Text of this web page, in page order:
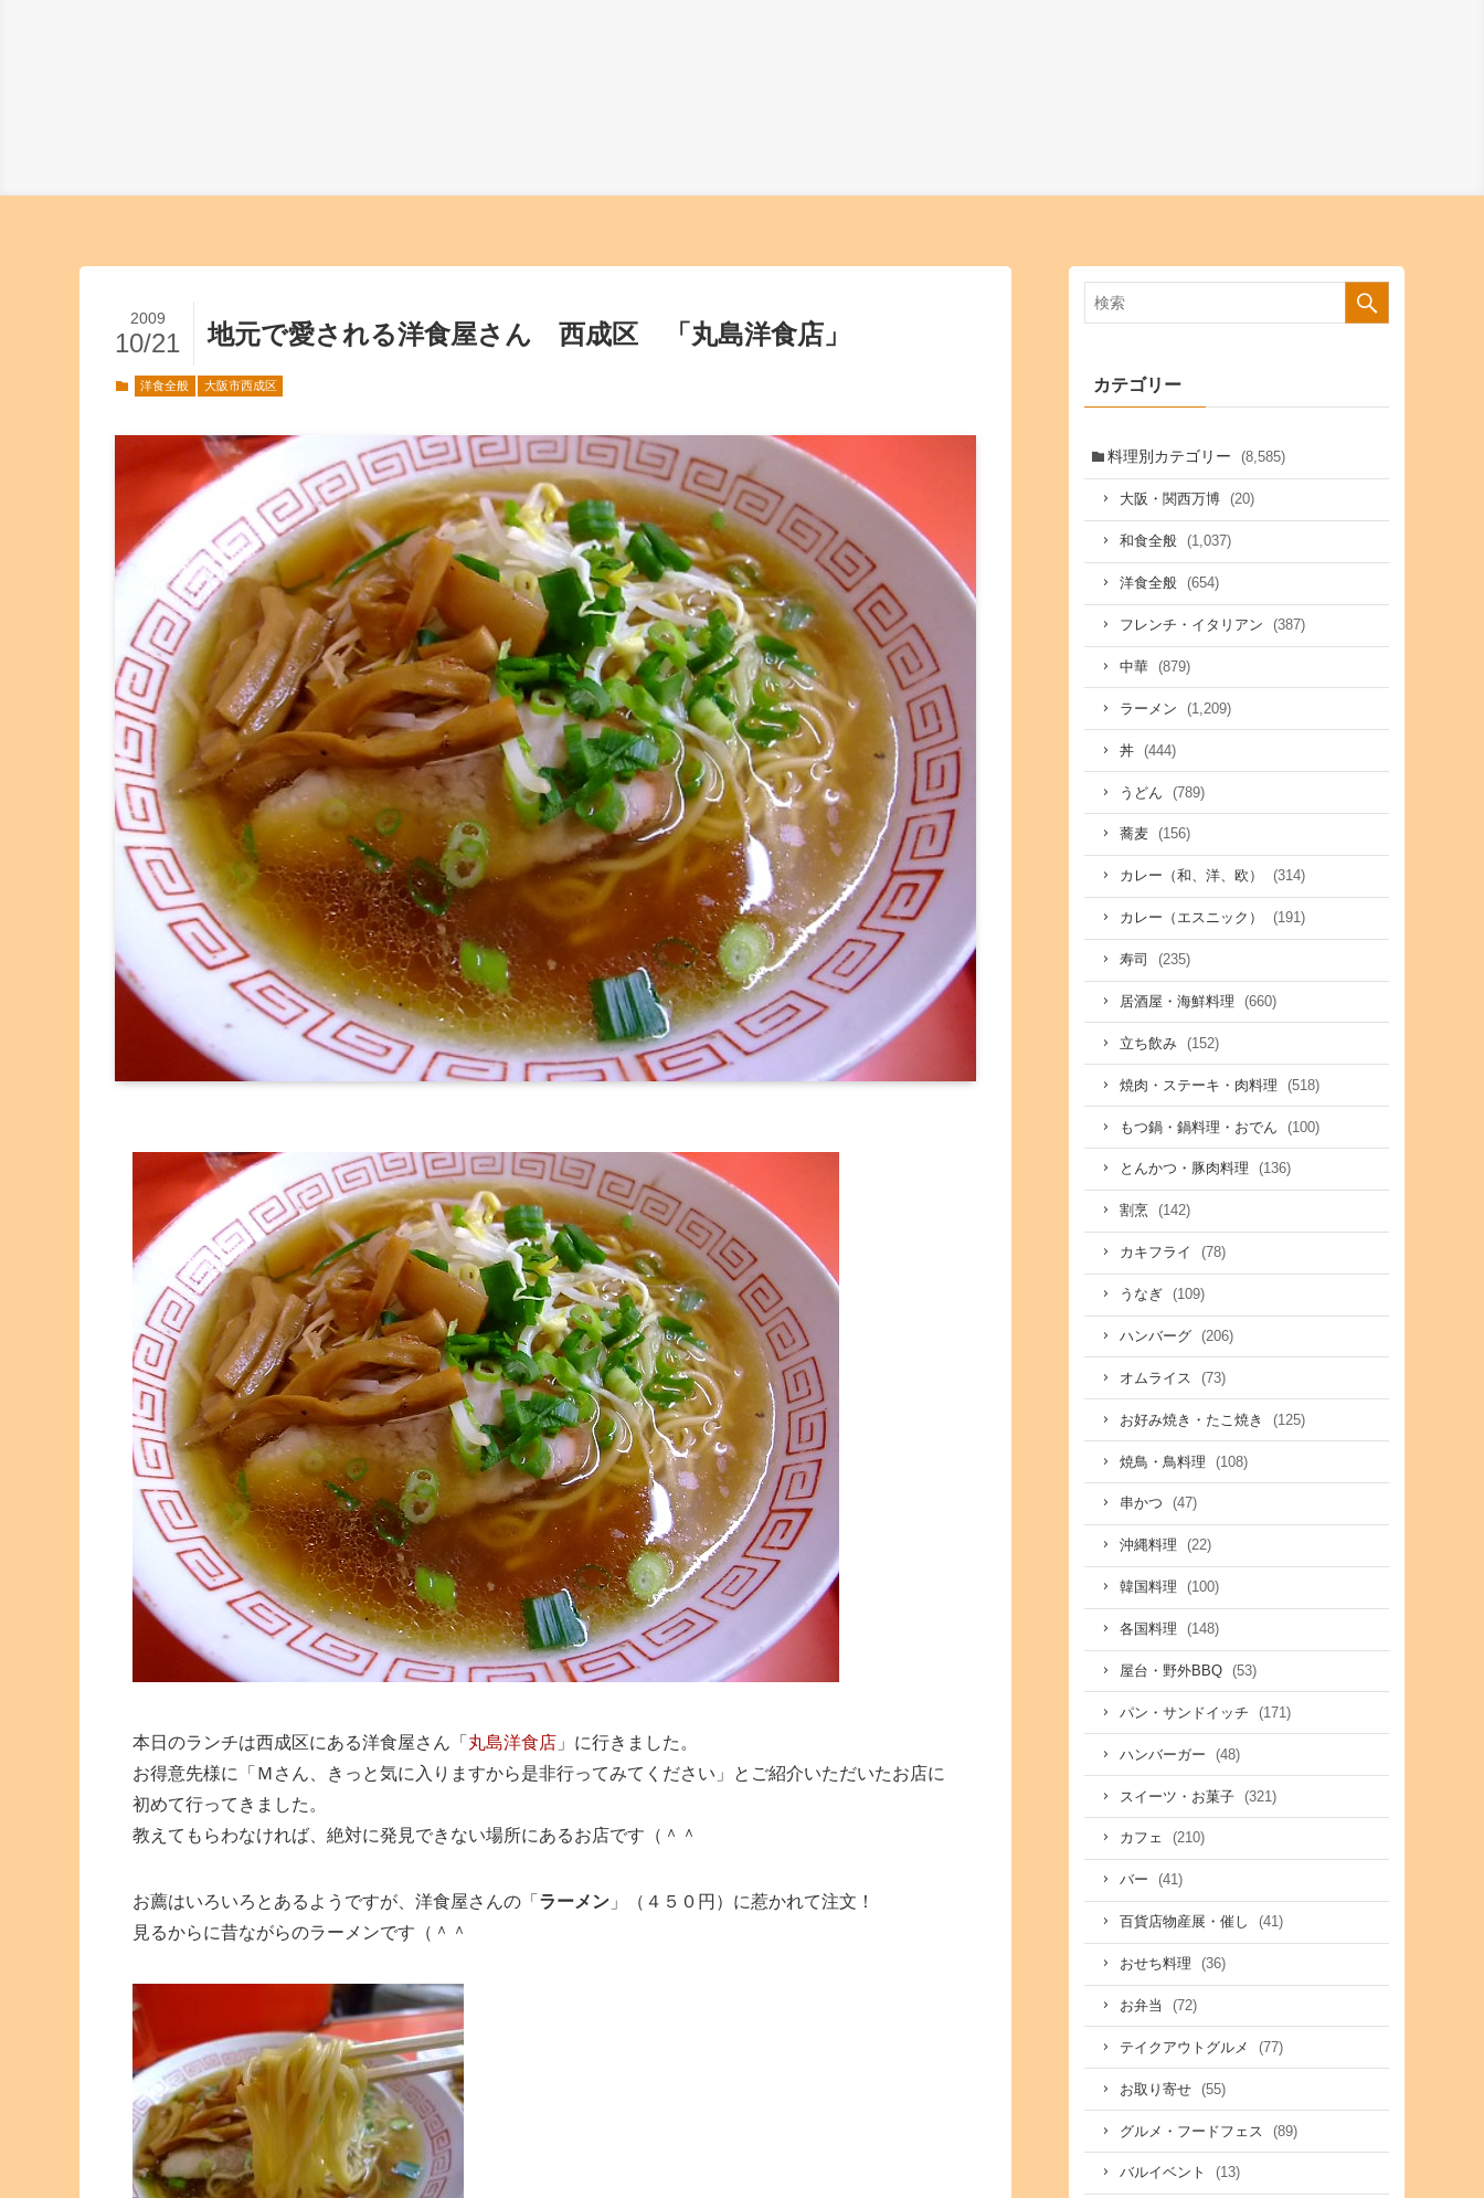
地元で愛される洋食屋さん 西成区 「丸島洋食店」
2009
10/21
洋食全般 大阪市西成区
本日のランチは西成区にある洋食屋さん「 丸島洋食店 」に行きました。
お得意先様に「Ｍさん、きっと気に入りますから是非行ってみてください」とご紹介いただいたお店に
初めて行ってきました。
教えてもらわなければ、絶対に発見できない場所にあるお店です（＾＾
お薦はいろいろとあるようですが、洋食屋さんの「 ラーメン 」（４５０円）に惹かれて注文！
見るからに昔ながらのラーメンです（＾＾
カテゴリー
料理別カテゴリー (8,585)
大阪・関西万博 (20)
和食全般 (1,037)
洋食全般 (654)
フレンチ・イタリアン (387)
中華 (879)
ラーメン (1,209)
丼 (444)
うどん (789)
蕎麦 (156)
カレー（和、洋、欧） (314)
カレー（エスニック） (191)
寿司 (235)
居酒屋・海鮮料理 (660)
立ち飲み (152)
焼肉・ステーキ・肉料理 (518)
もつ鍋・鍋料理・おでん (100)
とんかつ・豚肉料理 (136)
割烹 (142)
カキフライ (78)
うなぎ (109)
ハンバーグ (206)
オムライス (73)
お好み焼き・たこ焼き (125)
焼鳥・鳥料理 (108)
串かつ (47)
沖縄料理 (22)
韓国料理 (100)
各国料理 (148)
屋台・野外BBQ (53)
パン・サンドイッチ (171)
ハンバーガー (48)
スイーツ・お菓子 (321)
カフェ (210)
バー (41)
百貨店物産展・催し (41)
おせち料理 (36)
お弁当 (72)
テイクアウトグルメ (77)
お取り寄せ (55)
グルメ・フードフェス (89)
バルイベント (13)